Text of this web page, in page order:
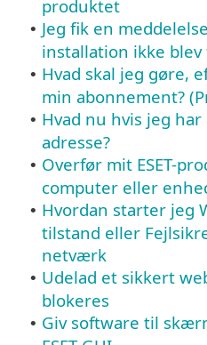
produktet
• Jeg fik en
installation ikke
• Hvad skal jeg gøre,
min abonnement?
• Hvad nu hvis jeg
adresse?
• Overfør mit ESET-
computer eller
• Hvordan starter jeg
tilstand eller
netværk
• Udelad et sikkert
blokeres
• Giv software til